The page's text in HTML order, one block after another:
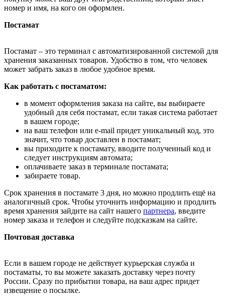
номер и имя, на кого он оформлен.
Постамат
Постамат – это терминал с автоматизированной системой для
хранения заказанных товаров. Удобство в том, что человек
может забрать заказ в любое удобное время.
Как работать с постаматом:
в момент оформления заказа на сайте, вы выбираете
удобный для себя постамат, если такая система работает
в вашем городе;
на ваш телефон или e-mail придет уникальный код, это
значит, что товар доставлен в постамат;
вы приходите к постамату, вводите полученный код и
следует инструкциям автомата;
оплачиваете заказ в терминале постамата;
забираете товар.
Срок хранения в постамате 3 дня, но можно продлить ещё на
аналогичный срок. Чтобы уточнить информацию и продлить
время хранения зайдите на сайт нашего партнера, введите
номер заказа и телефон и следуйте подсказкам на сайте.
Почтовая доставка
Если в вашем городе не действует курьерская служба и
постаматы, то вы можете заказать доставку через почту
России. Сразу по прибытии товара, на ваш адрес придет
извещение о посылке.